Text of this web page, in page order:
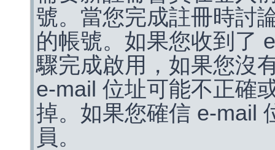
號。當您完成註冊時討
的帳號。如果您收到了
驟完成啟用，如果您沒
e-mail 位址可能不正確
掉。如果您確信 e-mail
員。